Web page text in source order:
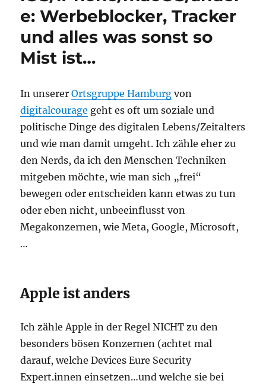
e: Werbeblocker, Tracker
und alles was sonst so
Mist ist…
In unsererOrtsgruppe Hamburg von
digitalcourage geht es oft um soziale und
politische Dinge des digitalen Lebens/Zeitalters
und wie man damit umgeht. Ich zähle eher zu
den Nerds, da ich den Menschen Techniken
mitgeben möchte, wie man sich „frei“
bewegen oder entscheiden kann etwas zu tun
oder eben nicht, unbeeinflusst von
Megakonzernen, wie Meta, Google, Microsoft,
…
Apple ist anders
Ich zähle Apple in der Regel NICHT zu den
besonders bösen Konzernen (achtet mal
darauf, welche Devices Eure Security
Expert.innen einsetzen…und welche sie bei